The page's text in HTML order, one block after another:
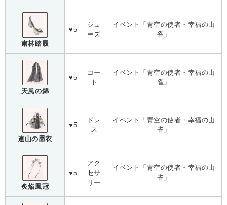
粛林踏履
♥5
シュ
ーズ
イベント「青空の使者・幸福の山
雀」
天風の錦
♥5
コー
ト
イベント「青空の使者・幸福の山
雀」
連山の墨衣
♥5
ドレ
ス
イベント「青空の使者・幸福の山
雀」
炙焔鳳冠
♥5
アク
セサ
リー
イベント「青空の使者・幸福の山
雀」